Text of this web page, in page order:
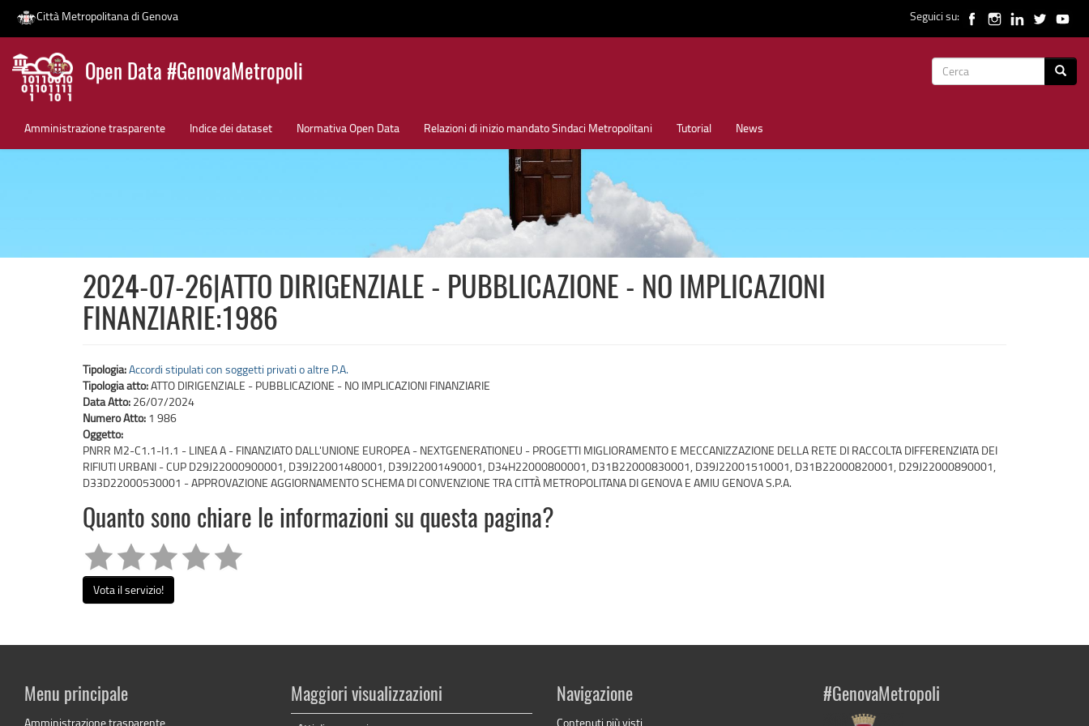
Salta
contenuto
Città Metropolitana di Genova Seguici su:
Open Data #GenovaMetropoli
Form
Amministrazione trasparente Indice dei dataset Normativa Open Data Relazioni di inizio mandato Sindaci Metropolitani Tutorial News
News
2024-07-26|ATTO DIRIGENZIALE - PUBBLICAZIONE - NO IMPLICAZIONI
FINANZIARIE:1986
Tipologia:Accordi stipulati con soggetti privati o altre P.A.
Tipologia atto:ATTO DIRIGENZIALE - PUBBLICAZIONE - NO IMPLICAZIONI FINANZIARIE
Data Atto: 26/07/2024
Numero Atto: 1 986
Oggetto:
PNRR M2-C1.1-I1.1 - LINEA A - FINANZIATO DALL'UNIONE EUROPEA - NEXTGENERATIONEU - PROGETTI MIGLIORAMENTO E MECCANIZZAZIONE DELLA RETE DI RACCOLTA DIFFERENZIATA DEI
RIFIUTI URBANI - CUP D29J22000900001, D39J22001480001, D39J22001490001, D34H22000800001, D31B22000830001, D39J22001510001, D31B22000820001, D29J22000890001,
D33D22000530001 - APPROVAZIONE AGGIORNAMENTO SCHEMA DI CONVENZIONE TRA CITTÀ METROPOLITANA DI GENOVA E AMIU GENOVA S.P.A.
Quanto sono chiare le informazioni su questa pagina?
Vota il servizio!
Menu principale
Amministrazione trasparente
Maggiori visualizzazioni Navigazione
Contenuti più visti
#GenovaMetropoli